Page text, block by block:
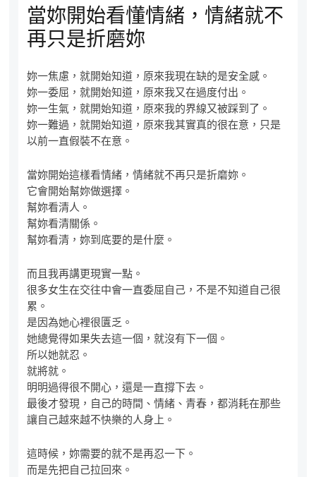
當妳開始看懂情緒，情緒就不
再只是折磨妳
妳一焦慮，就開始知道，原來我現在缺的是安全感。
妳一委屈，就開始知道，原來我又在過度付出。
妳一生氣，就開始知道，原來我的界線又被踩到了。
妳一難過，就開始知道，原來我其實真的很在意，只是
以前一直假裝不在意。
當妳開始這樣看情緒，情緒就不再只是折磨妳。
它會開始幫妳做選擇。
幫妳看清人。
幫妳看清關係。
幫妳看清，妳到底要的是什麼。
而且我再講更現實一點。
很多女生在交往中會一直委屈自己，不是不知道自己很
累。
是因為她心裡很匱乏。
她總覺得如果失去這一個，就沒有下一個。
所以她就忍。
就將就。
明明過得很不開心，還是一直撐下去。
最後才發現，自己的時間、情緒、青春，都消耗在那些
讓自己越來越不快樂的人身上。
這時候，妳需要的就不是再忍一下。
而是先把自己拉回來。